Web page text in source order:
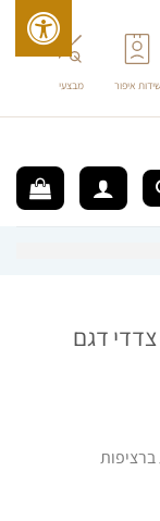
שידות איפור מבצעים
›
דגם